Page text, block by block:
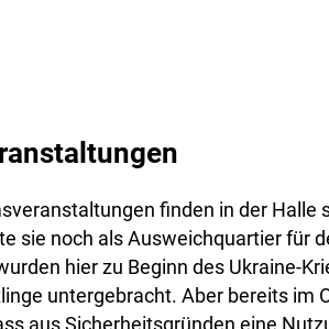
finden in der Halle
sie noch als Ausweichquartier für
hier zu Beginn des Ukraine-
untergebracht. Aber bereits im